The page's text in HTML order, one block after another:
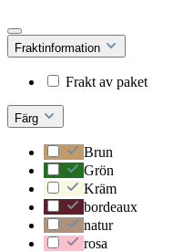
Fraktinformation
Frakt av paket
Färg
Brun
Grön
Kräm
bordeaux
natur
rosa